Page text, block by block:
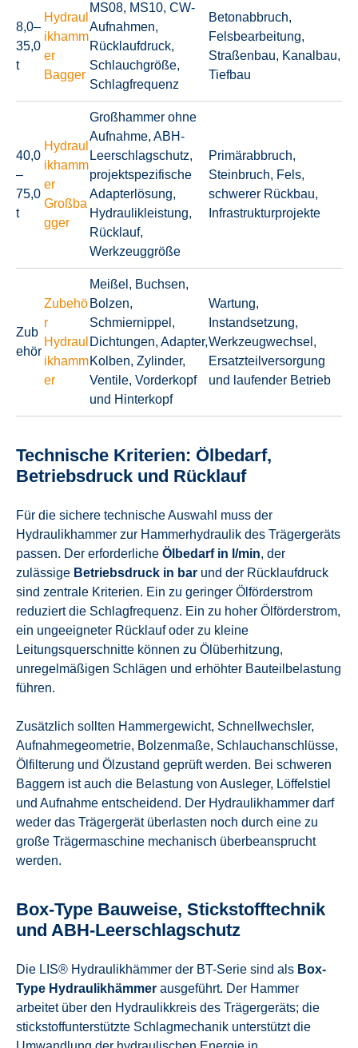
8,0–
35,0
t
Hydraul
ikhamm
er
Bagger
MS08, MS10, CW-
Aufnahmen,
Rücklaufdruck,
Schlauchgröße,
Schlagfrequenz
Betonabbruch,
Felsbearbeitung,
Straßenbau, Kanalbau,
Tiefbau
40,0
–
75,0
t
Hydraul
ikhamm
er
Großba
gger
Großhammer ohne
Aufnahme, ABH-
Leerschlagschutz,
projektspezifische
Adapterlösung,
Hydraulikleistung,
Rücklauf,
Werkzeuggröße
Primärabbruch,
Steinbruch, Fels,
schwerer Rückbau,
Infrastrukturprojekte
Zub
ehör
Zubehö
r
Hydraul
ikhamm
er
Meißel, Buchsen,
Bolzen,
Schmiernippel,
Dichtungen, Adapter,
Kolben, Zylinder,
Ventile, Vorderkopf
und Hinterkopf
Wartung,
Instandsetzung,
Werkzeugwechsel,
Ersatzteilversorgung
und laufender Betrieb
Technische Kriterien: Ölbedarf,
Betriebsdruck und Rücklauf
Für die sichere technische Auswahl muss der
Hydraulikhammer zur Hammerhydraulik des Trägergeräts
passen. Der erforderliche Ölbedarf in l/min, der
zulässige Betriebsdruck in bar und der Rücklaufdruck
sind zentrale Kriterien. Ein zu geringer Ölförderstrom
reduziert die Schlagfrequenz. Ein zu hoher Ölförderstrom,
ein ungeeigneter Rücklauf oder zu kleine
Leitungsquerschnitte können zu Ölüberhitzung,
unregelmäßigen Schlägen und erhöhter Bauteilbelastung
führen.
Zusätzlich sollten Hammergewicht, Schnellwechsler,
Aufnahmegeometrie, Bolzenmaße, Schlauchanschlüsse,
Ölfilterung und Ölzustand geprüft werden. Bei schweren
Baggern ist auch die Belastung von Ausleger, Löffelstiel
und Aufnahme entscheidend. Der Hydraulikhammer darf
weder das Trägergerät überlasten noch durch eine zu
große Trägermaschine mechanisch überbeansprucht
werden.
Box-Type Bauweise, Stickstofftechnik
und ABH-Leerschlagschutz
Die LIS® Hydraulikhämmer der BT-Serie sind als Box-
Type Hydraulikhämmer ausgeführt. Der Hammer
arbeitet über den Hydraulikkreis des Trägergeräts; die
stickstoffunterstützte Schlagmechanik unterstützt die